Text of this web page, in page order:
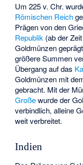
Um 225 v. Chr.
Römischen Reich
Prägen von den
Republik (ab der
Goldmünzen
größere Summen
Übergang auf das
Goldmünzen mit
gebracht. Mit der
Großewurde der
verbindlich, alleine
weit verbreitet.
Indien